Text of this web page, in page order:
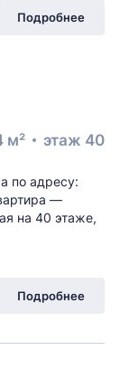
Подробнее
м² этаж 40
по адресу:
—
на 40 этаже,
Подробнее